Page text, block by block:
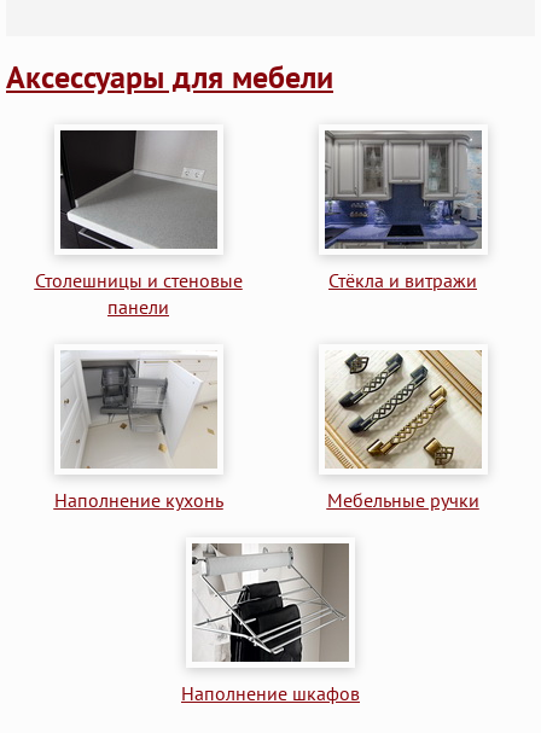
Аксессуары для мебели
Столешницы и стеновые
панели
Стёкла и витражи
Наполнение кухонь Мебельные ручки
Наполнение шкафов